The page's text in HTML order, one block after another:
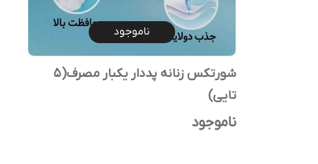
ناموجود
شورتکس زنانه پددار یکبار مصرف(5
تایی)
ناموجود